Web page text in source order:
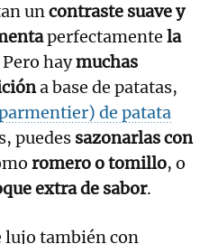
uncontraste suave y
perfectamente la
Pero haymuchas
a base de patatas,
de patata
puedes sazonarlas con
romero o tomillo, o
extra de sabor.
lujo también con